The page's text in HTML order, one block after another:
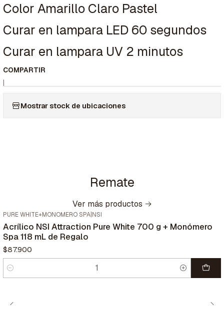
Color Amarillo Claro Pastel
Curar en lampara LED 60 segundos
Curar en lampara UV 2 minutos
COMPARTIR
|
Mostrar stock de ubicaciones
Remate
Ver más productos
PURE WHITE+MONOMERO SPA NSI
Acrílico NSI Attraction Pure White 700 g + Monómero
Spa 118 mL de Regalo
$87.900
Cantidad